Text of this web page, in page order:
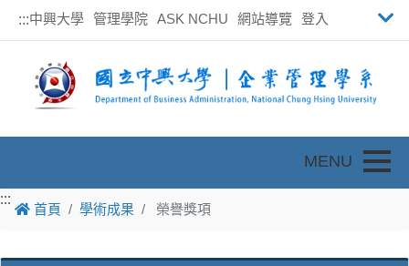
:::中興大學 管理學院 ASK NCHU 網站導覽 登入
:::
:::
首頁 學術成果 榮譽獎項